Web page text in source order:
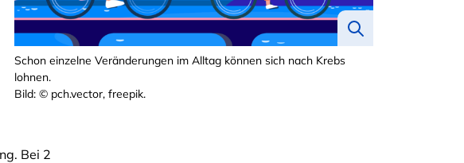
Schon einzelne Veränderungen im Alltag können sich nach Krebs
lohnen.
Bild: © pch.vector, freepik.
Bei 2